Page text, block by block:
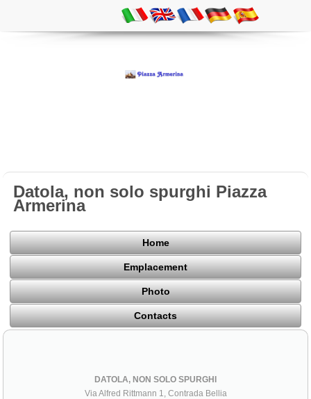
Datola, non solo spurghi Piazza
Armerina
Home
Emplacement
Photo
Contacts
DATOLA, NON SOLO SPURGHI
Via Alfred Rittmann 1, Contrada Bellia